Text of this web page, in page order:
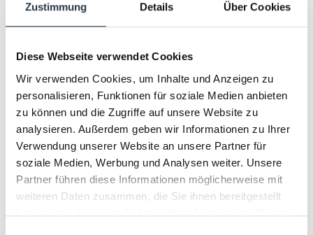
Zustimmung Details Über Cookies
Diese Webseite verwendet Cookies
Wir verwenden Cookies, um Inhalte und Anzeigen zu
personalisieren, Funktionen für soziale Medien anbieten
zu können und die Zugriffe auf unsere Website zu
analysieren. Außerdem geben wir Informationen zu Ihrer
Verwendung unserer Website an unsere Partner für
soziale Medien, Werbung und Analysen weiter. Unsere
Partner führen diese Informationen möglicherweise mit
weiteren Daten zusammen, die Sie ihnen bereitgestellt
haben oder die sie im Rahmen Ihrer Nutzung der Dienste
Januar 2027
Februar 2027
April 2027
Juni 2027
Oktober 2027
November 2027